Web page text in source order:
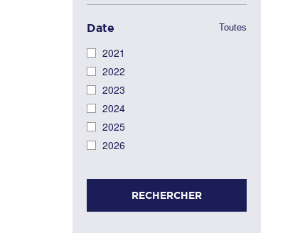
Date Toutes
2021
2022
2023
2024
2025
2026
RECHERCHER